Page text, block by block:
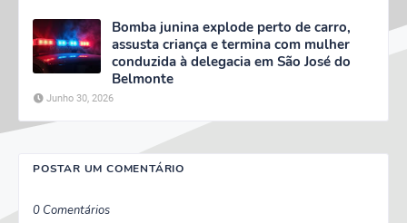
Bomba junina explode perto de carro,
assusta criança e termina com mulher
conduzida à delegacia em São José do
Belmonte
Junho 30, 2026
POSTAR UM COMENTÁRIO
0 Comentários